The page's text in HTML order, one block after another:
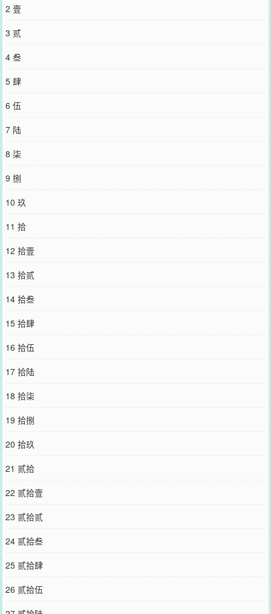
亭正要两眼一黑晕过去，就听那阿飘开口说——“太子殿下。”“找您好
您要是觉得《
2 壹
3 贰
4 叁
5 肆
6 伍
7 陆
8 柒
9 捌
10 玖
11 拾
12 拾壹
13 拾贰
14 拾叁
15 拾肆
16 拾伍
17 拾陆
18 拾柒
19 拾捌
20 拾玖
21 贰拾
22 贰拾壹
23 贰拾贰
24 贰拾叁
25 贰拾肆
26 贰拾伍